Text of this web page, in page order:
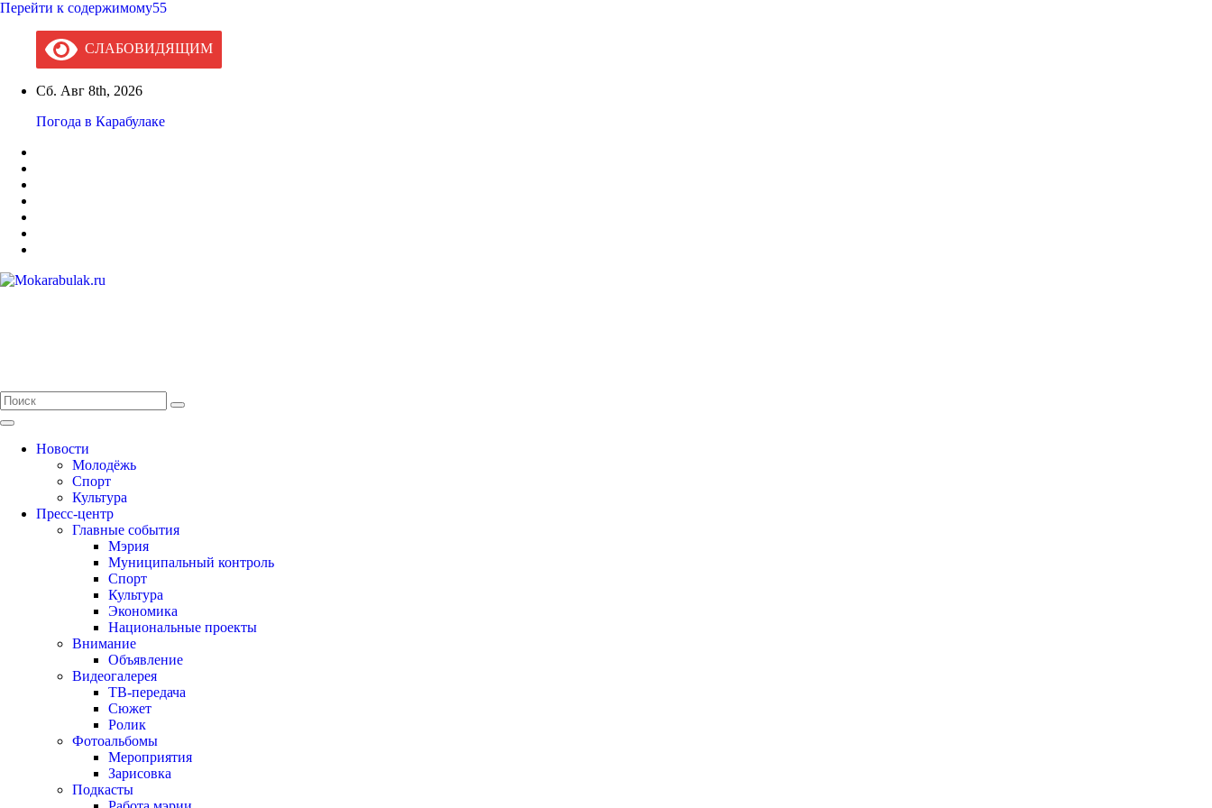
Перейти к содержимому55
СЛАБОВИДЯЩИМ
Сб. Авг 8th, 2026
Погода в Карабулаке
Новости
Молодёжь
Спорт
Культура
Пресс-центр
Главные события
Мэрия
Муниципальный контроль
Спорт
Культура
Экономика
Национальные проекты
Внимание
Объявление
Видеогалерея
ТВ-передача
Сюжет
Ролик
Фотоальбомы
Мероприятия
Зарисовка
Подкасты